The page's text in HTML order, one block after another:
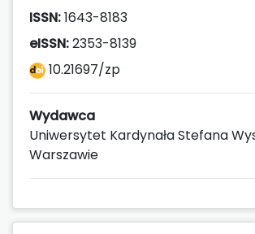
ISSN:1643-8183
eISSN:2353-8139
10.21697/zp
Wydawca
Uniwersytet Kardynała Stefana
Warszawie